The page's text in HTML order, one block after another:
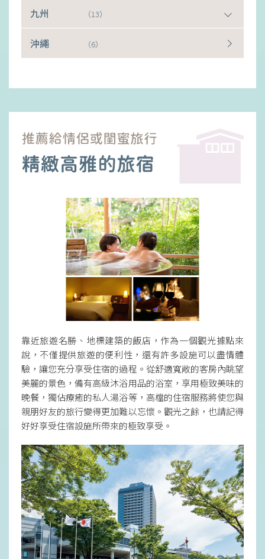
九州 （13）
沖繩 （6）
靠近旅遊名勝、地標建築的飯店，作為一個觀光據點來
說，不僅提供旅遊的便利性，還有許多設施可以盡情體
驗，讓您充分享受住宿的過程。從舒適寬敞的客房內眺望
美麗的景色，備有高級沐浴用品的浴室，享用極致美味的
晚餐，獨佔療癒的私人湯浴等，高檔的住宿服務將使您與
親朋好友的旅行變得更加難以忘懷。觀光之餘，也請記得
好好享受住宿設施所帶來的極致享受。